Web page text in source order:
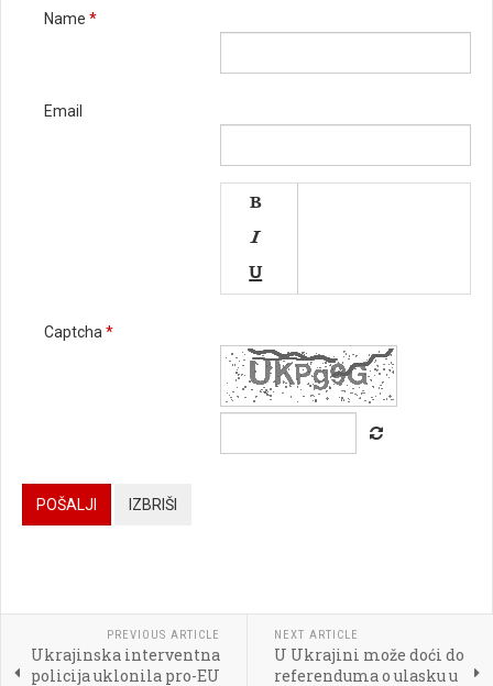
Name *
Email






Captcha*
POŠALJI IZBRIŠI
PREVIOUS ARTICLE
Ukrajinska interventna
policija uklonila pro-EU
NEXT ARTICLE
U Ukrajini može doći do
referenduma o ulasku u